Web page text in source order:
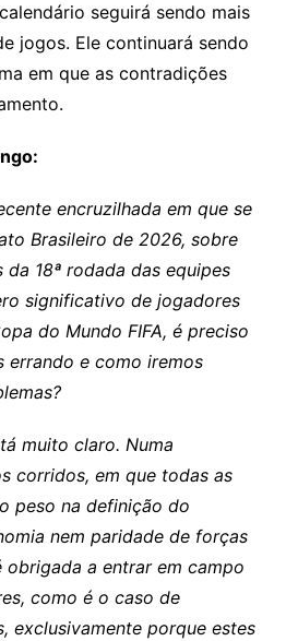
seguirá sendo mais
jogos. Ele continuará sendo
em que as contradições
encruzilhada em que se
Brasileiro de 2026, sobre
18ª rodada das equipes
significativo de jogadores
do Mundo FIFA, é preciso
errando e como iremos
muito claro. Numa
corridos, em que todas as
peso na definição do
nem paridade de forças
obrigada a entrar em campo
como é o caso de
exclusivamente porque estes